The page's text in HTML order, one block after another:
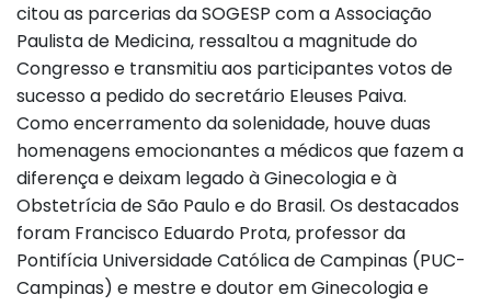
citou as parcerias da SOGESP com a Associação
Paulista de Medicina, ressaltou a magnitude do
Congresso e transmitiu aos participantes votos de
sucesso a pedido do secretário Eleuses Paiva.
Como encerramento da solenidade, houve duas
homenagens emocionantes a médicos que fazem a
diferença e deixam legado à Ginecologia e à
Obstetrícia de São Paulo e do Brasil. Os destacados
foram Francisco Eduardo Prota, professor da
Pontifícia Universidade Católica de Campinas (PUC-
Campinas) e mestre e doutor em Ginecologia e